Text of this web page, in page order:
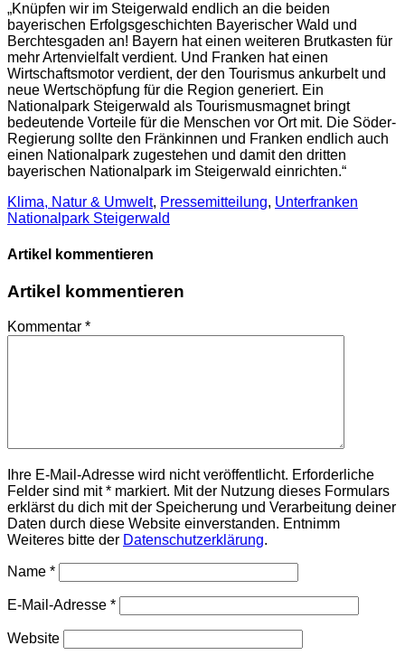
„Knüpfen wir im Steigerwald endlich an die beiden
bayerischen Erfolgsgeschichten Bayerischer Wald und
Berchtesgaden an! Bayern hat einen weiteren Brutkasten für
mehr Artenvielfalt verdient. Und Franken hat einen
Wirtschaftsmotor verdient, der den Tourismus ankurbelt und
neue Wertschöpfung für die Region generiert. Ein
Nationalpark Steigerwald als Tourismusmagnet bringt
bedeutende Vorteile für die Menschen vor Ort mit. Die Söder-
Regierung sollte den Fränkinnen und Franken endlich auch
einen Nationalpark zugestehen und damit den dritten
bayerischen Nationalpark im Steigerwald einrichten.“
Klima, Natur & Umwelt, Pressemitteilung, Unterfranken
Nationalpark Steigerwald
Artikel kommentieren
Artikel kommentieren
Kommentar *
Ihre E-Mail-Adresse wird nicht veröffentlicht. Erforderliche
Felder sind mit * markiert. Mit der Nutzung dieses Formulars
erklärst du dich mit der Speicherung und Verarbeitung deiner
Daten durch diese Website einverstanden. Entnimm
Weiteres bitte der Datenschutzerklärung.
Name *
E-Mail-Adresse *
Website